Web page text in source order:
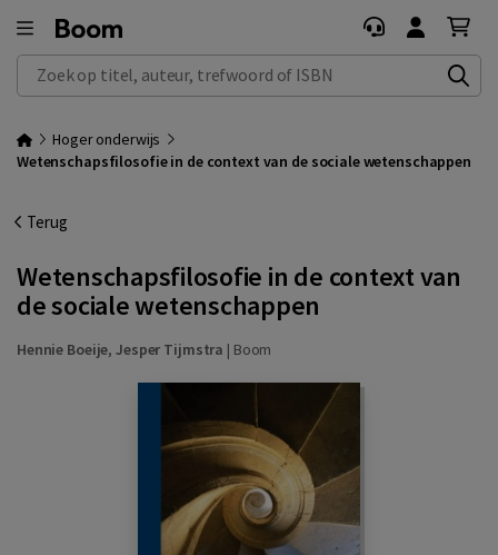
Zoek op titel, auteur, trefwoord of ISBN
Hoger onderwijs
Wetenschapsfilosofie in de context van de sociale wetenschappen
Terug
Wetenschapsfilosofie in de context van
de sociale wetenschappen
Hennie Boeije,Jesper Tijmstra | Boom